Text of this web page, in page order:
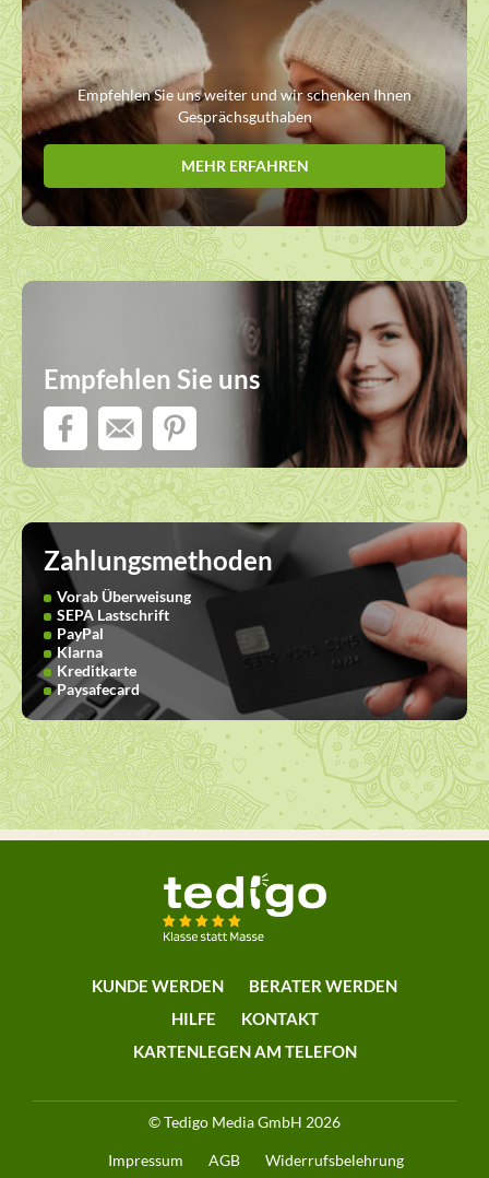
Empfehlen Sie uns weiter und wir schenken Ihnen
Gesprächsguthaben
MEHR ERFAHREN
Empfehlen Sie uns
Zahlungsmethoden
Vorab Überweisung
SEPA Lastschrift
PayPal
Klarna
Kreditkarte
Paysafecard
KUNDE WERDEN
BERATER WERDEN
HILFE
KONTAKT
KARTENLEGEN AM TELEFON
© Tedigo Media GmbH 2026
Impressum AGB
Widerrufsbelehrung